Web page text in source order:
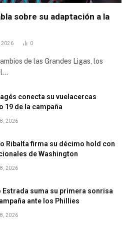
sobre su adaptación a la
2026 0
de las Grandes Ligas, los
conecta su vuelacercas
19 de la campaña
2026
Ribalta firma su décimo hold con
de Washington
2026
Estrada suma su primera sonrisa
ante los Phillies
2026